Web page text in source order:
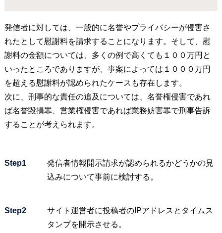
発信者に対しては、一般的に名誉やプライバシーが侵害さ
れたとして慰謝料を請求することになります。そして、慰
謝料の金額については、多くの例で高くても１００万円と
いったところでありますが、事案によっては１０００万円
を超える慰謝料が認められたケースも存在します。
次に、刑事的な責任の追及については、名誉権侵害であれ
ば名誉毀損罪、営業権侵害であれば業務妨害罪で刑事告訴
することが考えられます。
Step1
発信者情報開示請求が認められるかどうかの見
込みについて事前に検討する。
Step2
サイト運営者に投稿者のIPアドレスとタイムス
タンプを開示させる。